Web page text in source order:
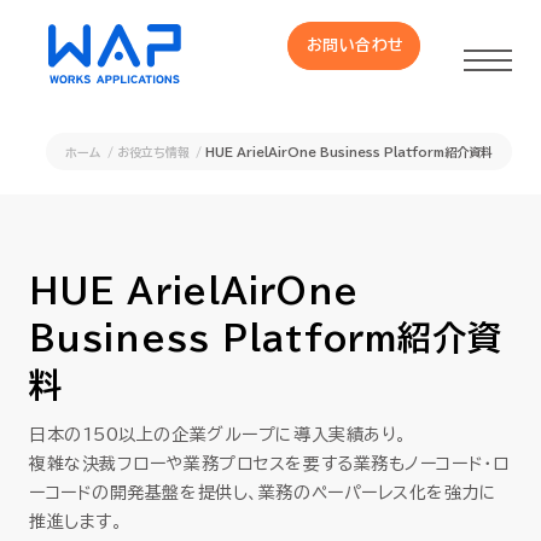
お問い合わせ
サービス
事例
ホーム お役立ち情報 HUE ArielAirOne Business Platform紹介資料
HUE ArielAirOne
Business Platform紹介資
料
日本の150以上の企業グループに導入実績あり。
複雑な決裁フローや業務プロセスを要する業務もノーコード・ロ
ーコードの開発基盤を提供し、業務のペーパーレス化を強力に
推進します。
お問い合わせ